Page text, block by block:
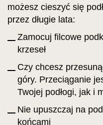
możesz cieszyć się
przez długie lata:
Zamocuj filcowe
krzeseł
Czy chcesz
góry. Przeciąganie
Twojej podłogi, jak i
Nie upuszczaj na
końcami